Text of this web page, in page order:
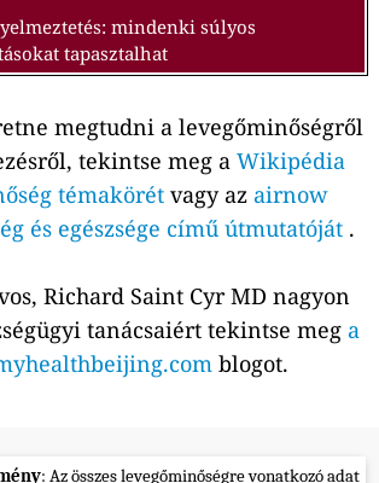
mindenki súlyos
tapasztalhat
megtudni a levegőminőségről
tekintse meg a Wikipédia
témakörétvagy az airnow
és egészsége című útmutatóját .
Richard Saint Cyr MD nagyon
tanácsaiért tekintse meg a
blogot.
: Az összes levegőminőségre vonatkozó adat